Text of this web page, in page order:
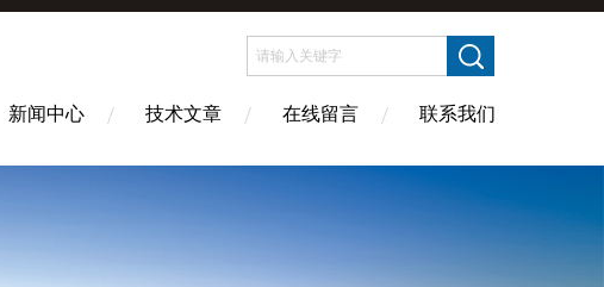
新闻中心 技术文章 在线留言 联系我们